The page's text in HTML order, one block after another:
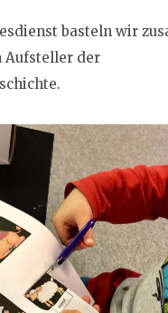
basteln wir
Aufsteller der